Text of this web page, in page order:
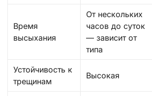
Время
высыхания
От нескольких
часов до суток
— зависит от
типа
Устойчивость к
трещинам
Высокая